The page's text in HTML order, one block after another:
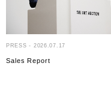
PRESS - 2026.07.17
Sales Report